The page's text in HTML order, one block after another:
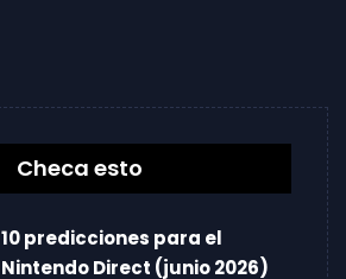
Checa esto
10 predicciones para el
Nintendo Direct (junio 2026)